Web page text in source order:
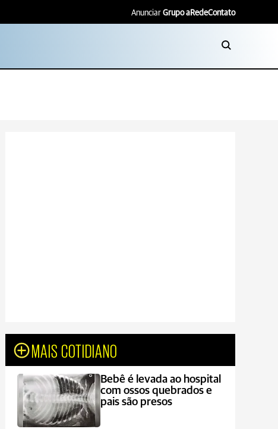
Anunciar Grupo aRedeContato
MAIS COTIDIANO
Bebê é levada ao hospital
com ossos quebrados e
pais são presos